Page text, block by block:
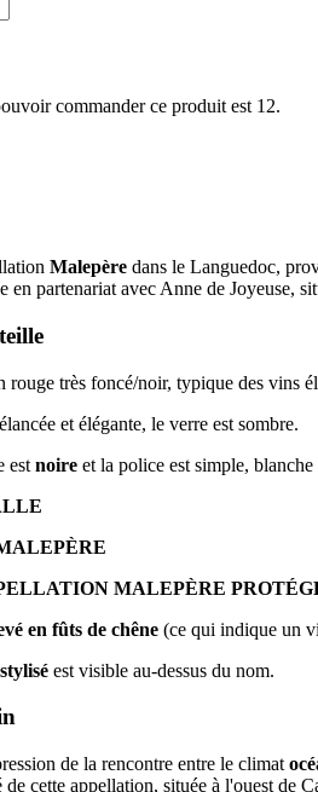
commander ce produit est 12.
Malepère dans le Languedoc,
partenariat avec Anne de Joyeuse,
rouge très foncé/noir, typique des vins
et élégante, le verre est sombre.
est noire et la police est simple,
MALEPÈRE
en fûts de chêne (ce qui indique un
est visible au-dessus du nom.
de la rencontre entre le climat
cette appellation, située à l'ouest de